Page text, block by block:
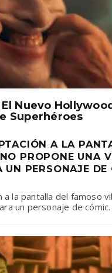
Nuevo Hollywood
Superhéroes
A LA
PROPONE UNA
PERSONAJE DE
a la pantalla del famoso
un personaje de cómic.